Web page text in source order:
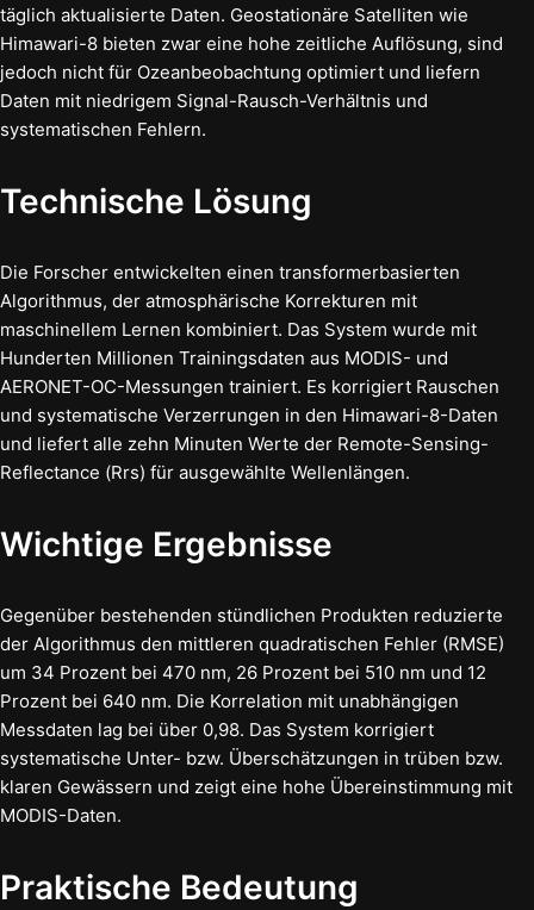
täglich aktualisierte Daten. Geostationäre Satelliten wie
Himawari-8 bieten zwar eine hohe zeitliche Auflösung, sind
jedoch nicht für Ozeanbeobachtung optimiert und liefern
Daten mit niedrigem Signal-Rausch-Verhältnis und
systematischen Fehlern.
Technische Lösung
Die Forscher entwickelten einen transformerbasierten
Algorithmus, der atmosphärische Korrekturen mit
maschinellem Lernen kombiniert. Das System wurde mit
Hunderten Millionen Trainingsdaten aus MODIS- und
AERONET-OC-Messungen trainiert. Es korrigiert Rauschen
und systematische Verzerrungen in den Himawari-8-Daten
und liefert alle zehn Minuten Werte der Remote-Sensing-
Reflectance (Rrs) für ausgewählte Wellenlängen.
Wichtige Ergebnisse
Gegenüber bestehenden stündlichen Produkten reduzierte
der Algorithmus den mittleren quadratischen Fehler (RMSE)
um 34 Prozent bei 470 nm, 26 Prozent bei 510 nm und 12
Prozent bei 640 nm. Die Korrelation mit unabhängigen
Messdaten lag bei über 0,98. Das System korrigiert
systematische Unter- bzw. Überschätzungen in trüben bzw.
klaren Gewässern und zeigt eine hohe Übereinstimmung mit
MODIS-Daten.
Praktische Bedeutung